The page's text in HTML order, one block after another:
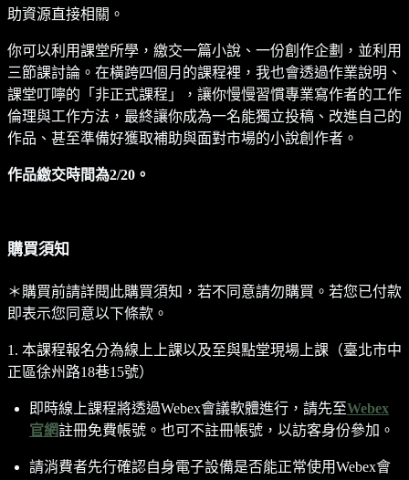
助資源直接相關。
你可以利用課堂所學，繳交一篇小說、一份創作企劃，並利用
三節課討論。在橫跨四個月的課程裡，我也會透過作業說明、
課堂叮嚀的「非正式課程」，讓你慢慢習慣專業寫作者的工作
倫理與工作方法，最終讓你成為一名能獨立投稿、改進自己的
作品、甚至準備好獲取補助與面對市場的小說創作者。
作品繳交時間為2/20。
購買須知
＊購買前請詳閱此購買須知，若不同意請勿購買。若您已付款
即表示您同意以下條款。
1. 本課程報名分為線上上課以及至與點堂現場上課（臺北市中
正區徐州路18巷15號）
即時線上課程將透過Webex會議軟體進行，請先至Webex
官網註冊免費帳號。也可不註冊帳號，以訪客身份參加。
請消費者先行確認自身電子設備是否能正常使用Webex會